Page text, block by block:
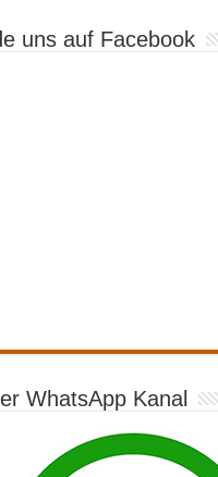
uns auf Facebook
WhatsApp Kanal